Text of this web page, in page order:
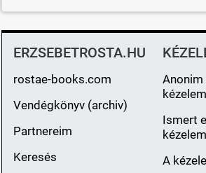
ERZSEBETROSTA.HU
rostae-books.com
Vendégkönyv (archiv)
Partnereim
Keresés
Anonim
Ismert
A